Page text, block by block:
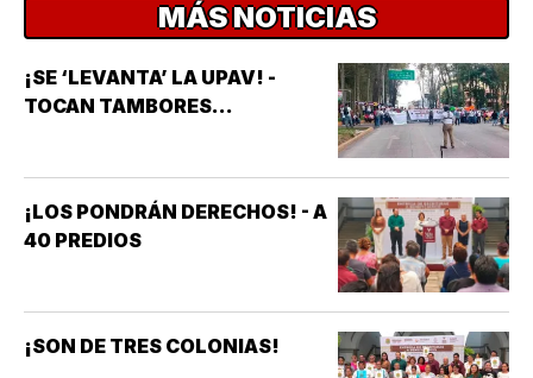
MÁS NOTICIAS
¡SE ‘LEVANTA’ LA UPAV! -
TOCAN TAMBORES...
¡LOS PONDRÁN DERECHOS! - A
40 PREDIOS
¡SON DE TRES COLONIAS!